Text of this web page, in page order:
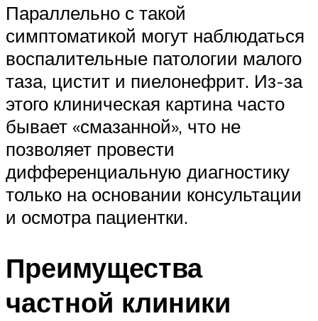
Параллельно с такой
симптоматикой могут наблюдаться
воспалительные патологии малого
таза, цистит и пиелонефрит. Из-за
этого клиническая картина часто
бывает «смазанной», что не
позволяет провести
дифференциальную диагностику
только на основании консультации
и осмотра пациентки.
Преимущества
частной клиники